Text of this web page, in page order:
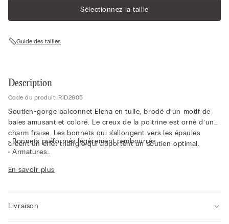
Sélectionnez la taille
Guide des tailles
Description
Code du produit: RID2605
Soutien-gorge balconnet Elena en tulle, brodé d’un motif de
baies amusant et coloré. Le creux de la poitrine est orné d’un
charm fraise. Les bonnets qui s'allongent vers les épaules
créent un effet triangle qui apportent un soutien optimal.
• Bonnets préformés légèrement rembourrés
• Armatures
• Double bretelle tressée, réglable à l’arrière
• Le modèle change de bonnet et de structure à partir du
En savoir plus
Livraison